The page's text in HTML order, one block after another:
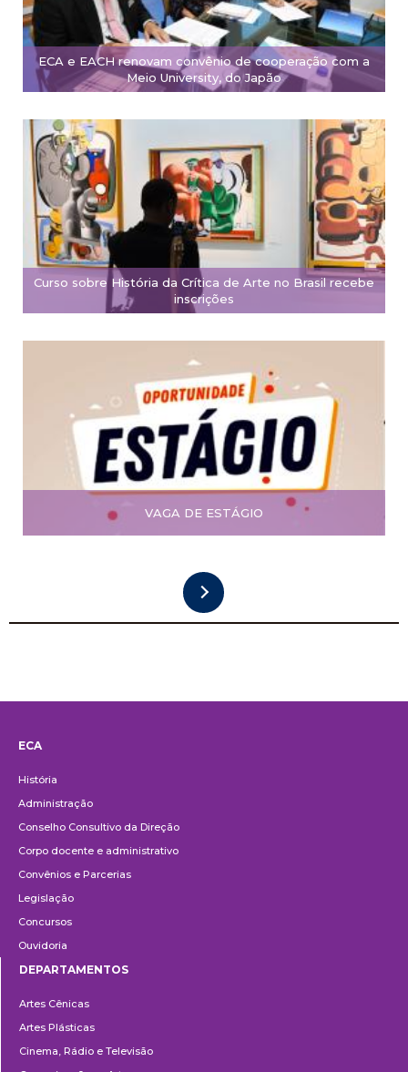
ECA e EACH renovam convênio de cooperação com a
Meio University, do Japão
Curso sobre História da Crítica de Arte no Brasil recebe
inscrições
VAGA DE ESTÁGIO
ECA
História
Administração
Conselho Consultivo da Direção
Corpo docente e administrativo
Convênios e Parcerias
Legislação
Concursos
Ouvidoria
DEPARTAMENTOS
Artes Cênicas
Artes Plásticas
Cinema, Rádio e Televisão